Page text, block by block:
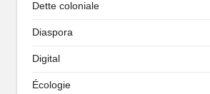
Dette coloniale
Diaspora
Digital
Écologie